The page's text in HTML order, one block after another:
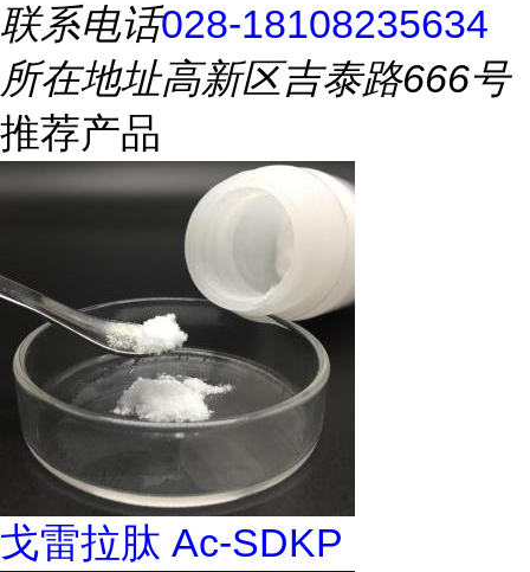
联系电话028-18108235634
所在地址高新区吉泰路666号
推荐产品
戈雷拉肽 Ac-SDKP